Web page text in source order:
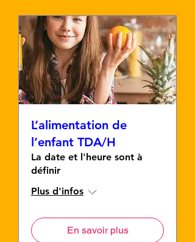
L’alimentation de
l’enfant TDA/H
La date et l'heure sont à
définir
Plus d'infos
En savoir plus